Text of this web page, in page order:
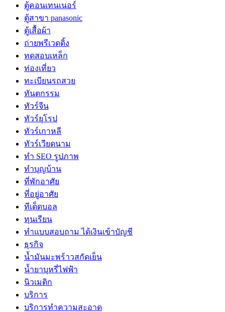
ตู้คอนเทนเนอร์
ตู้สาขา panasonic
ตู้เสื้อผ้า
ถ่ายพรีเวดดิ้ง
ทดสอบเหล็ก
ท่องเที่ยว
ทะเบียนรถสวย
ทันตกรรม
ทัวร์จีน
ทัวร์ยุโรป
ทัวร์เกาหลี
ทัวร์เวียดนาม
ทำ SEO รูปภาพ
ทำบุญบ้าน
ที่พักอาศัย
ที่อยู่อาศัย
ทีเด็ดบอล
ทุนเรียน
ทําแบบสอบถาม ได้เงินเข้าบัญชี
ธุรกิจ
น้ำมันมะพร้าวสกัดเย็น
น้ำยาบุหรี่ไฟฟ้า
นิวเมติก
บริการ
บริการทำความสะอาด